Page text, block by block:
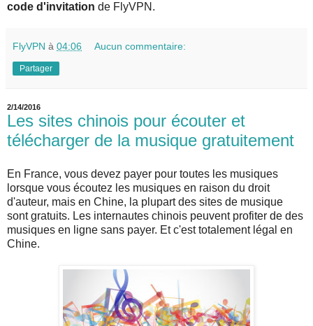
code d'invitation de FlyVPN.
FlyVPN à 04:06 Aucun commentaire:
Partager
2/14/2016
Les sites chinois pour écouter et
télécharger de la musique gratuitement
En France, vous devez payer pour toutes les musiques
lorsque vous écoutez les musiques en raison du droit
d'auteur, mais en Chine, la plupart des sites de musique
sont gratuits. Les internautes chinois peuvent profiter de des
musiques en ligne sans payer. Et c'est totalement légal en
Chine.